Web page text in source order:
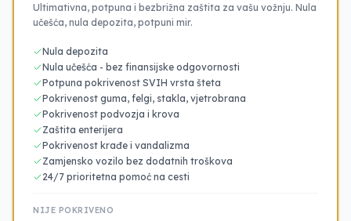
Ultimativna, potpuna i bezbrižna zaštita za vašu vožnju. Nula
učešća, nula depozita, potpuni mir.
Nula depozita
Nula učešća - bez finansijske odgovornosti
Potpuna pokrivenost SVIH vrsta šteta
Pokrivenost guma, felgi, stakla, vjetrobrana
Pokrivenost podvozja i krova
Zaštita enterijera
Pokrivenost krađe i vandalizma
Zamjensko vozilo bez dodatnih troškova
24/7 prioritetna pomoć na cesti
NIJE POKRIVENO